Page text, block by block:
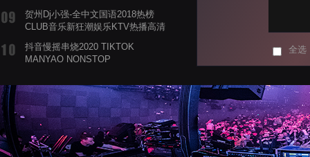
贺州Dj小强-全中文国语2018热榜
CLUB音乐新狂潮娱乐KTV热播高清
抖音慢摇串烧2020 TIKTOK
MANYAO NONSTOP
蝉爸爸妈妈爱存在夏天的风是想你的
声音啊
全选